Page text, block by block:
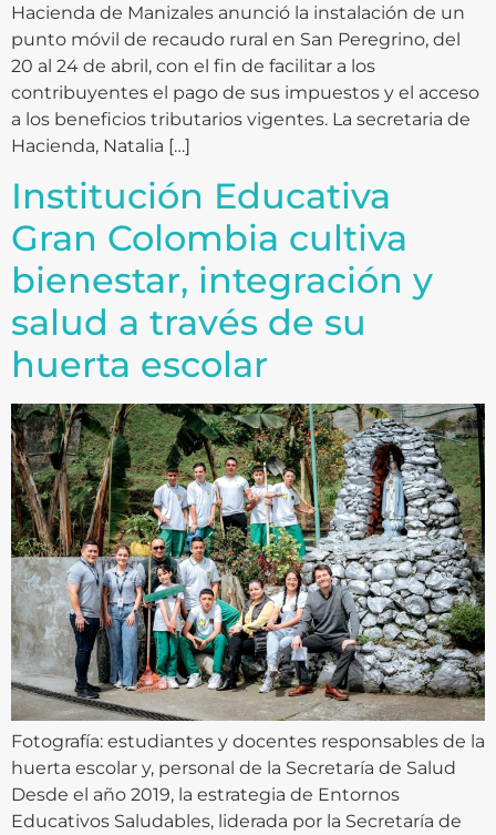
Hacienda de Manizales anunció la instalación de un
punto móvil de recaudo rural en San Peregrino, del
20 al 24 de abril, con el fin de facilitar a los
contribuyentes el pago de sus impuestos y el acceso
a los beneficios tributarios vigentes. La secretaria de
Hacienda, Natalia […]
Institución Educativa
Gran Colombia cultiva
bienestar, integración y
salud a través de su
huerta escolar
Fotografía: estudiantes y docentes responsables de la
huerta escolar y, personal de la Secretaría de Salud
Desde el año 2019, la estrategia de Entornos
Educativos Saludables, liderada por la Secretaría de